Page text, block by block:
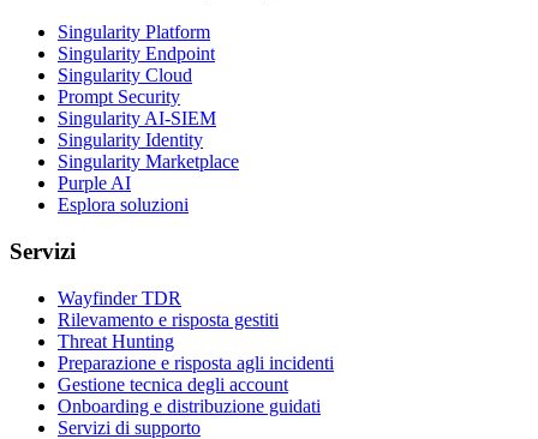
Singularity Platform
Singularity Endpoint
Singularity Cloud
Prompt Security
Singularity AI-SIEM
Singularity Identity
Singularity Marketplace
Purple AI
Esplora soluzioni
Servizi
Wayfinder TDR
Rilevamento e risposta gestiti
Threat Hunting
Preparazione e risposta agli incidenti
Gestione tecnica degli account
Onboarding e distribuzione guidati
Servizi di supporto